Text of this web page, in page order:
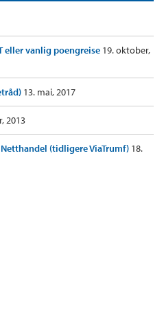
eller vanlig poengreise 19. oktober,
13. mai, 2017
2013
(tidligere ViaTrumf) 18.